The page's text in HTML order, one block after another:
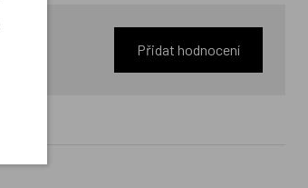
Přidat hodnocení